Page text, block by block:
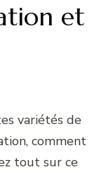
et
variétés de
comment
tout sur ce